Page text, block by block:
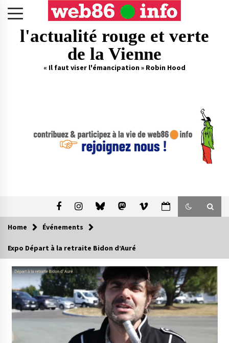
l'actualité rouge et verte
de la Vienne
« Il faut viser l'émancipation » Robin Hood
Home Événements
Expo Départ à la retraite Bidon d’Auré